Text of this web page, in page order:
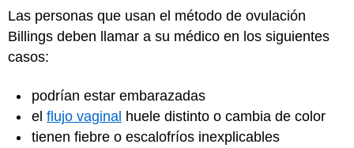
Las personas que usan el método de ovulación
Billings deben llamar a su médico en los siguientes
casos:
podrían estar embarazadas
el flujo vaginal huele distinto o cambia de color
tienen fiebre o escalofríos inexplicables